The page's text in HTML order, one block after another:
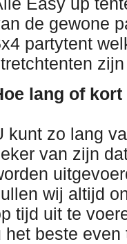
de gewone
partytent
lang of
kunt zo lang
van zijn
wij altijd
tijd uit te
het beste